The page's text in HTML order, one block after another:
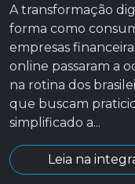
A transformação
forma como
empresas
online passaram a
na rotina dos
que buscam
simplificado a...
Leia na